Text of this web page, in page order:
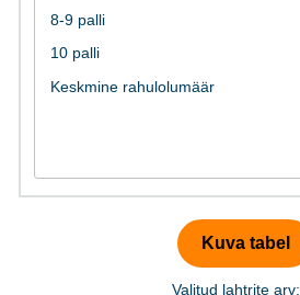
Valitud lahtrite arv: